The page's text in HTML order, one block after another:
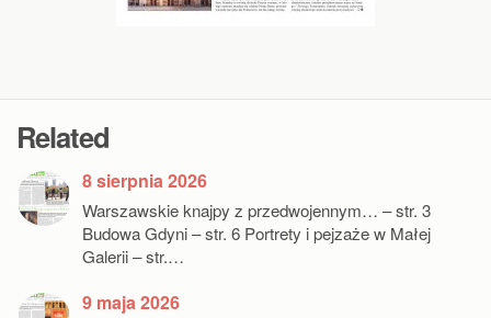
Related
8 sierpnia 2026
Warszawskie knajpy z przedwojennym… – str. 3
Budowa Gdyni – str. 6 Portrety i pejzaże w Małej
Galerii – str.…
9 maja 2026